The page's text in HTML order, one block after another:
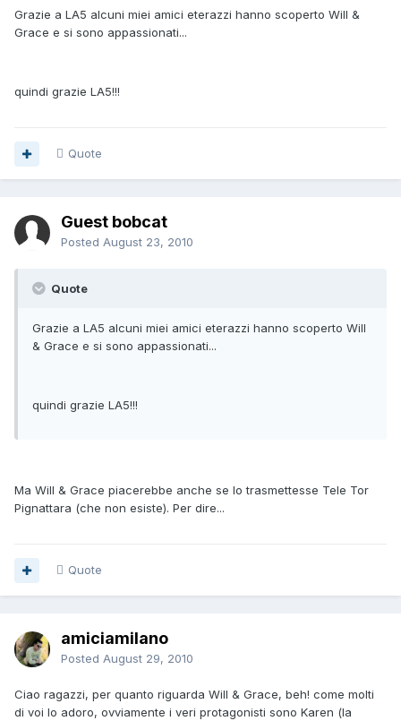
Grazie a LA5 alcuni miei amici eterazzi hanno scoperto Will &
Grace e si sono appassionati...
quindi grazie LA5!!!
Quote
Guest bobcat
Posted August 23, 2010
Quote
Grazie a LA5 alcuni miei amici eterazzi hanno scoperto Will
& Grace e si sono appassionati...
quindi grazie LA5!!!
Ma Will & Grace piacerebbe anche se lo trasmettesse Tele Tor
Pignattara (che non esiste). Per dire...
Quote
amiciamilano
Posted August 29, 2010
Ciao ragazzi, per quanto riguarda Will & Grace, beh! come molti
di voi lo adoro, ovviamente i veri protagonisti sono Karen (la